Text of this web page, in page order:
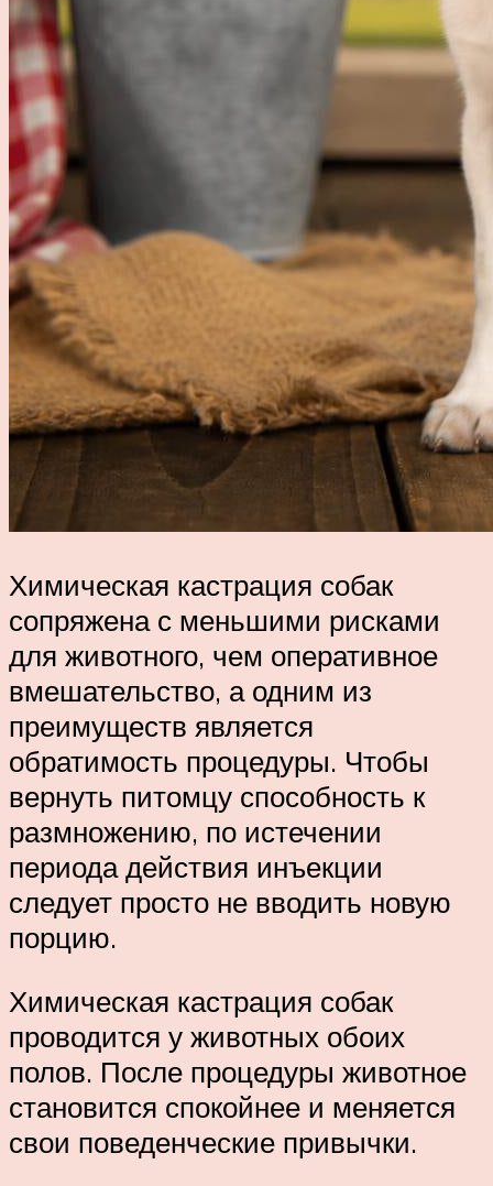
Химическая кастрация собак
сопряжена с меньшими рисками
для животного, чем оперативное
вмешательство, а одним из
преимуществ является
обратимость процедуры. Чтобы
вернуть питомцу способность к
размножению, по истечении
периода действия инъекции
следует просто не вводить новую
порцию.
Химическая кастрация собак
проводится у животных обоих
полов. После процедуры животное
становится спокойнее и меняется
свои поведенческие привычки.